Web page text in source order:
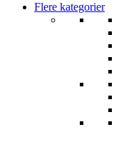
Flere kategorier